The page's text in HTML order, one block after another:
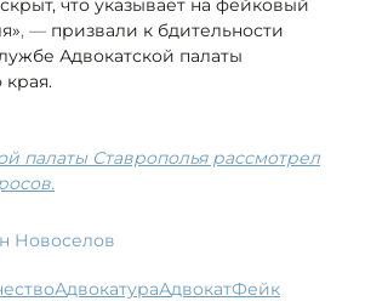
что указывает на фейковый
, — призвали к бдительности
Адвокатской палаты
края.
палаты Ставрополья рассмотрел
Новоселов
адвокатура адвокат
фейк